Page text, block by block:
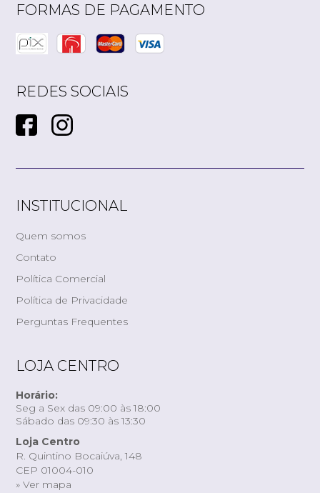
FORMAS DE PAGAMENTO
REDES SOCIAIS
INSTITUCIONAL
Quem somos
Contato
Política Comercial
Política de Privacidade
Perguntas Frequentes
LOJA CENTRO
Horário:
Seg a Sex das 09:00 às 18:00
Sábado das 09:30 às 13:30
Loja Centro
R. Quintino Bocaiúva, 148
CEP 01004-010
» Ver mapa